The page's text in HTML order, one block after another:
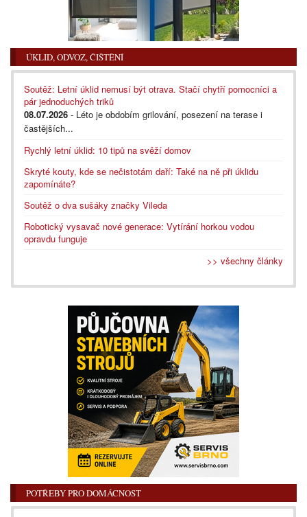
ÚKLID, ODVOZ, ČIŠTĚNÍ
Soutěž: Letní úklid nemusí být otrava. Stačí chytří pomocníci a
pár jednoduchých triků
08.07.2026 - Léto je obdobím grilování, posezení na terase i
častějších...
Rychlý letní úklid: 10 tipů na svěží domov
Skryté kouty, kde se nečistotám daří: Také na ně při úklidu
zapomínáte?
Soutěž o dva sušáky značky Vileda
Robotický vysavač nové generace: Vytírání horkou vodou
opravdu funguje
>> všechny články
POTŘEBY PRO DOMÁCNOST